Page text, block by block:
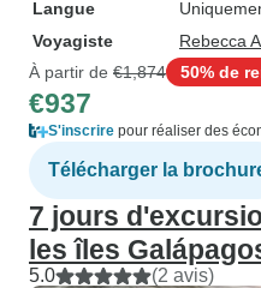
Langue
Voyagiste
Rebecca
À partir de €1,874 50% de
€937
S'inscrire pour réaliser des
Télécharger la
7 jours
les îles
5.0 (2 avis)